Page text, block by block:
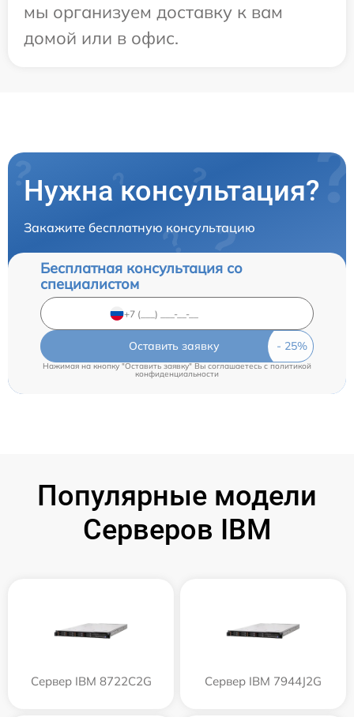
мы организуем доставку к вам
домой или в офис.
Нужна консультация?
Закажите бесплатную консультацию
Бесплатная консультация со
специалистом
Оставить заявку
Нажимая на кнопку "Оставить заявку" Вы соглашаетесь c политикой
конфиденциальности
Популярные модели
Серверов IBM
Сервер IBM 8722C2G Сервер IBM 7944J2G